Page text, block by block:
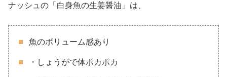
ナッシュの「白身魚の生姜醤油」は、
魚のボリューム感あり
・しょうがで体ポカポカ